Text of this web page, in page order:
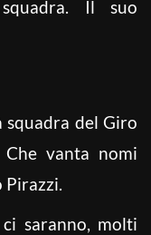
Il suo
squadra del Giro
vanta nomi
Pirazzi.
saranno, molti